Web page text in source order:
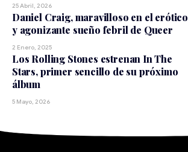
25 Abril, 2026
Daniel Craig, maravilloso en el erótico
y agonizante sueño febril de Queer
2 Enero, 2025
Los Rolling Stones estrenan In The
Stars, primer sencillo de su próximo
álbum
5 Mayo, 2026